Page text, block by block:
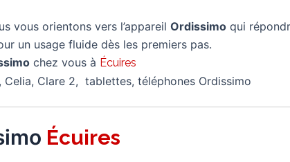
vous orientons vers l’appareil Ordissimo qui
un usage fluide dès les premiers pas.
chez vous à Écuires
Celia, Clare 2, tablettes, téléphones Ordissimo
Écuires